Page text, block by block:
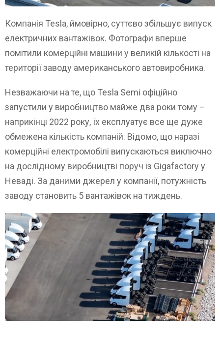
Компанія Tesla, ймовірно, суттєво збільшує випуск
електричних вантажівок. Фотографи вперше
помітили комерційні машини у великій кількості на
території заводу американського автовиробника.
Незважаючи на те, що Tesla Semi офіційно
запустили у виробництво майже два роки тому –
наприкінці 2022 року, їх експлуатує все ще дуже
обмежена кількість компаній. Відомо, що наразі
комерційні електромобілі випускаються виключно
на дослідному виробництві поруч із Gigafactory у
Неваді. За даними джерел у компанії, потужність
заводу становить 5 вантажівок на тиждень.